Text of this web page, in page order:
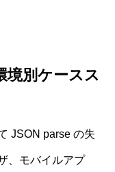
境別ケースス
JSON parse の失
、モバイルアプ